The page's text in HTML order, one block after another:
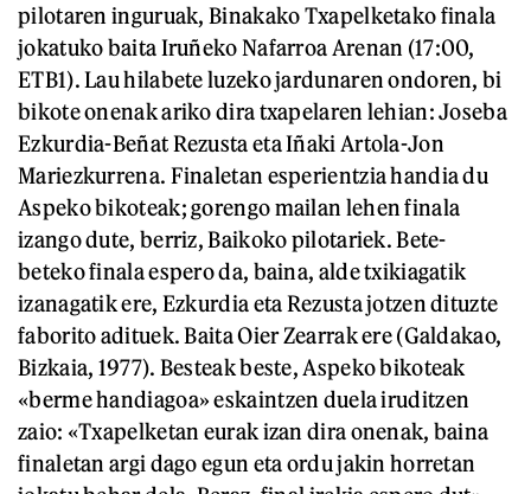
pilotaren inguruak, Binakako Txapelketako finala
jokatuko baita Iruñeko Nafarroa Arenan (17:00,
ETB1). Lau hilabete luzeko jardunaren ondoren, bi
bikote onenak ariko dira txapelaren lehian: Joseba
Ezkurdia-Beñat Rezusta eta Iñaki Artola-Jon
Mariezkurrena. Finaletan esperientzia handia du
Aspeko bikoteak; gorengo mailan lehen finala
izango dute, berriz, Baikoko pilotariek. Bete-
beteko finala espero da, baina, alde txikiagatik
izanagatik ere, Ezkurdia eta Rezusta jotzen dituzte
faborito adituek. Baita Oier Zearrak ere (Galdakao,
Bizkaia, 1977). Besteak beste, Aspeko bikoteak
«berme handiagoa» eskaintzen duela iruditzen
zaio: «Txapelketan eurak izan dira onenak, baina
finaletan argi dago egun eta ordu jakin horretan